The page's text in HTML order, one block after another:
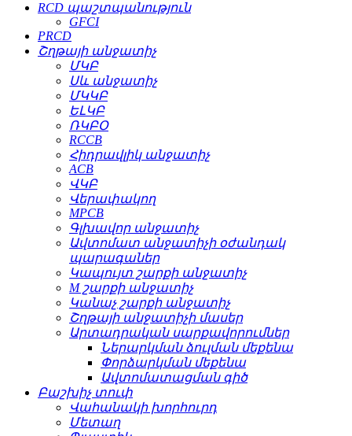
RCD պաշտպանություն
GFCI
PRCD
Շղթայի անջատիչ
ՄԿԲ
Սև անջատիչ
ՄԿԿԲ
ԵԼԿԲ
ՌԿԲՕ
RCCB
Հիդրավլիկ անջատիչ
ACB
ՎԿԲ
Վերափակող
MPCB
Գլխավոր անջատիչ
Ավտոմատ անջատիչի օժանդակ
պարագաներ
Կապույտ շարքի անջատիչ
M շարքի անջատիչ
Կանաչ շարքի անջատիչ
Շղթայի անջատիչի մասեր
Արտադրական սարքավորումներ
Ներարկման ձուլման մեքենա
Փորձարկման մեքենա
Ավտոմատացման գիծ
Բաշխիչ տուփ
Վահանակի խորհուրդ
Մետաղ